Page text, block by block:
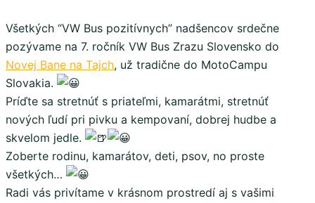
Všetkých “VW Bus pozitívnych” nadšencov srdečne
pozývame na 7. ročník VW Bus Zrazu Slovensko do
Novej Bane na Tajch, už tradične do MotoCampu
Slovakia.
Príďte sa stretnúť s priateľmi, kamarátmi, stretnúť
nových ľudí pri pivku a kempovaní, dobrej hudbe a
skvelom jedle.
Zoberte rodinu, kamarátov, deti, psov, no proste
všetkých…
Radi vás privítame v krásnom prostredí aj s vašimi